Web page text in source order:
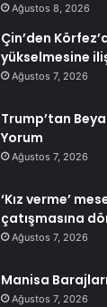
Ağustos 8, 2026
Çin’den
yükselmesine
Ağustos 7, 2026
Trump’tan
Yorum
Ağustos 7, 2026
‘Kız verme’
çatışmasına
Ağustos 7, 2026
Manisa
Ağustos 7, 2026